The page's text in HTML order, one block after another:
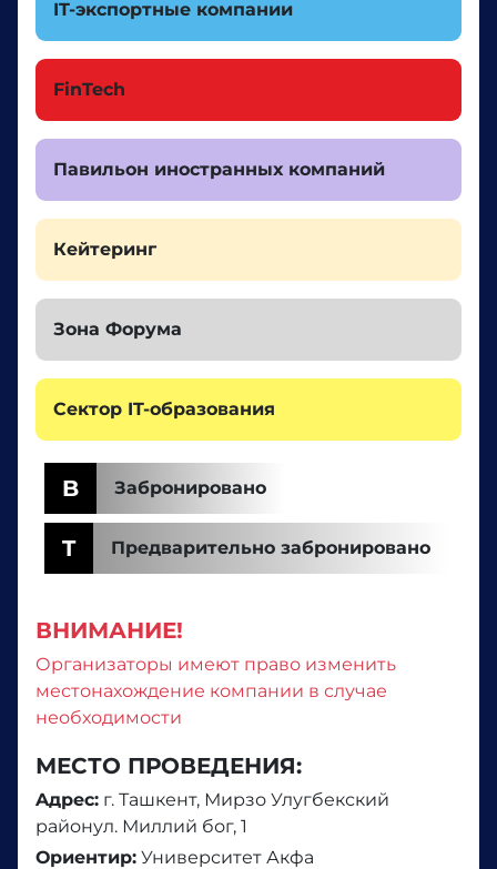
IT-экспортные компании
FinTech
Павильон иностранных компаний
Кейтеринг
Зона Форума
Сектор IT-образования
B Забронировано
T Предварительно забронировано
ВНИМАНИЕ!
Организаторы имеют право изменить
местонахождение компании в случае
необходимости
МЕСТО ПРОВЕДЕНИЯ:
Aдрес: г. Ташкент, Мирзо Улугбекский
районул. Миллий бог, 1
Ориентир: Университет Акфа